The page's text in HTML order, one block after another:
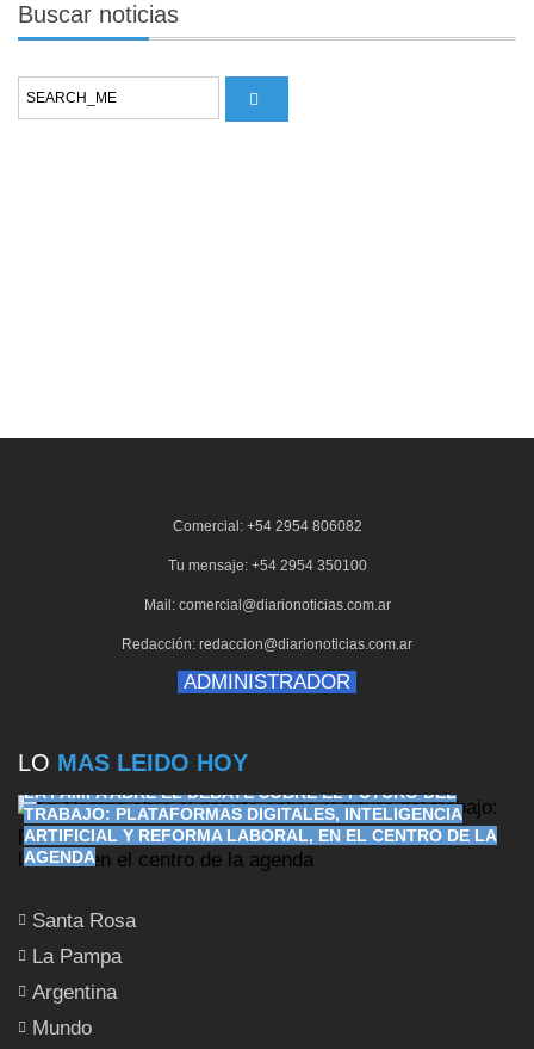
Buscar noticias
Comercial: +54 2954 806082
Tu mensaje: +54 2954 350100
Mail: comercial@diarionoticias.com.ar
Redacción: redaccion@diarionoticias.com.ar
ADMINISTRADOR
LO MAS LEIDO HOY
LA PAMPA ABRE EL DEBATE SOBRE EL FUTURO DEL
TRABAJO: PLATAFORMAS DIGITALES, INTELIGENCIA
ARTIFICIAL Y REFORMA LABORAL, EN EL CENTRO DE LA
AGENDA
Santa Rosa
La Pampa
Argentina
Mundo